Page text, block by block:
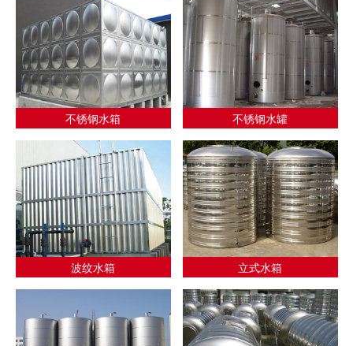
不锈钢水箱 不锈钢水罐
波纹水箱 立式水箱